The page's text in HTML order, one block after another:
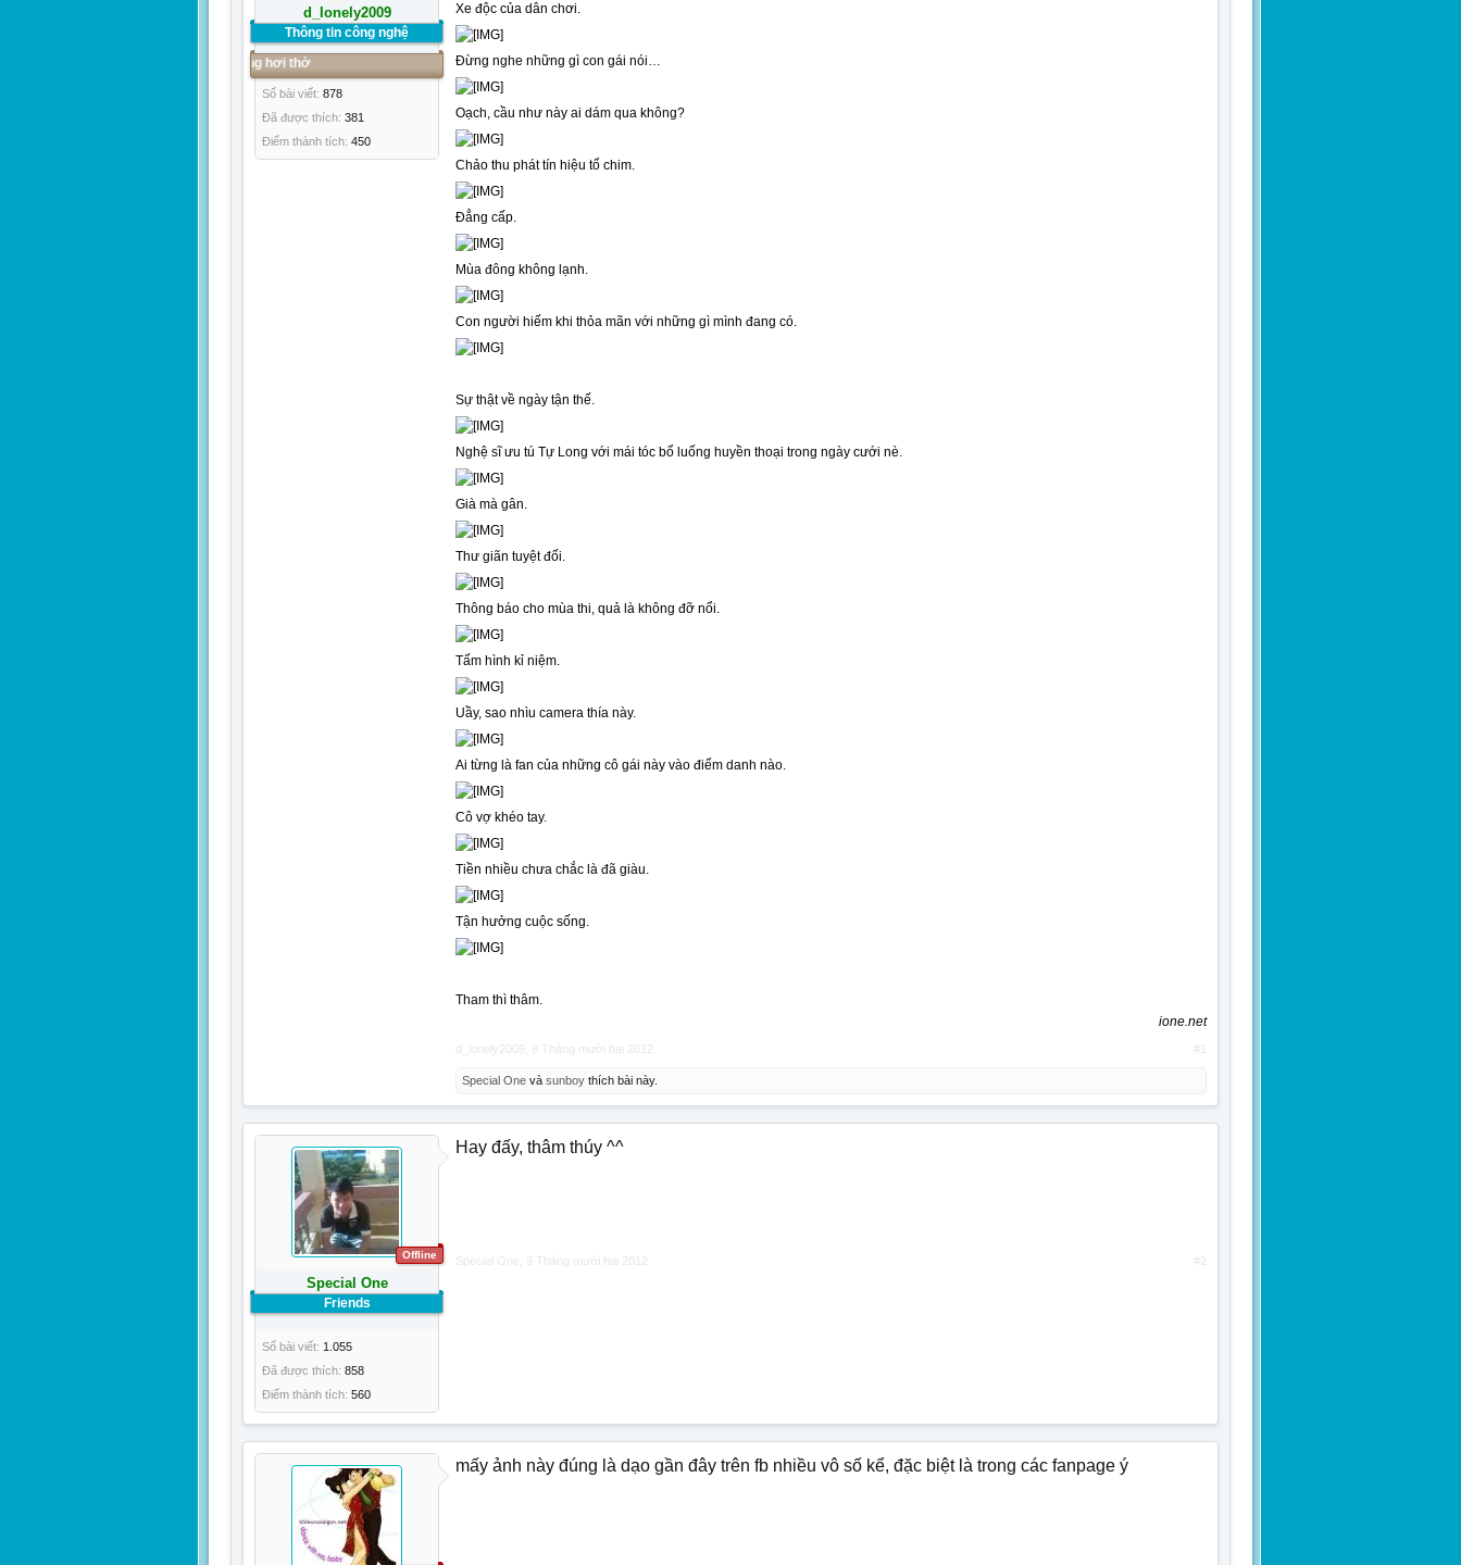
d_lonely2009
Thông tin công nghệ
khó đỡ trong từng hơi thở
Số bài viết: 878
Đã được thích: 381
Điểm thành tích: 450
Xe độc của dân chơi.
Đừng nghe những gì con gái nói…
Oạch, cầu như này ai dám qua không?
Chảo thu phát tín hiệu tổ chim.
Đẳng cấp.
Mùa đông không lạnh.
Con người hiếm khi thỏa mãn với những gì mình đang có.
Sự thật về ngày tận thế.
Nghệ sĩ ưu tú Tự Long với mái tóc bổ luống huyền thoại trong ngày cưới nè.
Già mà gân.
Thư giãn tuyệt đối.
Thông báo cho mùa thi, quả là không đỡ nổi.
Tấm hình kỉ niệm.
Uầy, sao nhìu camera thía này.
Ai từng là fan của những cô gái này vào điểm danh nào.
Cô vợ khéo tay.
Tiền nhiều chưa chắc là đã giàu.
Tận hưởng cuộc sống.
Tham thì thâm.
ione.net
d_lonely2009 8 Tháng mười hai 2012 #1
Special One và sunboy thích bài này.
Offline
Special One
Friends
Số bài viết: 1.055
Đã được thích: 858
Điểm thành tích: 560
Hay đấy, thâm thúy ^^
Special One 9 Tháng mười hai 2012 #2
mấy ảnh này đúng là dạo gần đây trên fb nhiều vô số kể, đặc biệt là trong các fanpage ý